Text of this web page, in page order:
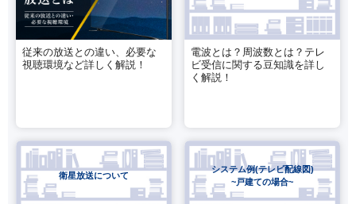
従来の放送との違い、必要な
視聴環境など詳しく解説！
電波とは？周波数とは？テレ
ビ受信に関する豆知識を詳し
く解説！
衛星放送について
システム例(テレビ配線図)
~戸建ての場合~